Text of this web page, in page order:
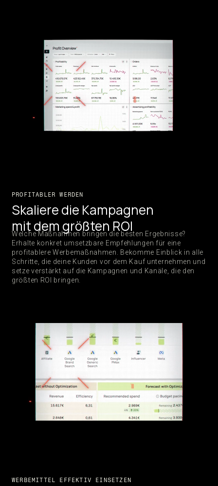
PROFITABLER WERDEN
Skaliere die Kampagnen
mit dem größten ROI
Welche Maßnahmen bringen die besten Ergebnisse?
Erhalte konkret umsetzbare Empfehlungen für eine
profitablere Werbemaßnahmen. Bekomme Einblick in alle
Schritte, die deine Kunden vor dem Kauf unternehmen und
setze verstärkt auf die Kampagnen und Kanäle, die den
größten ROI bringen.
WERBEMITTEL EFFEKTIV EINSETZEN